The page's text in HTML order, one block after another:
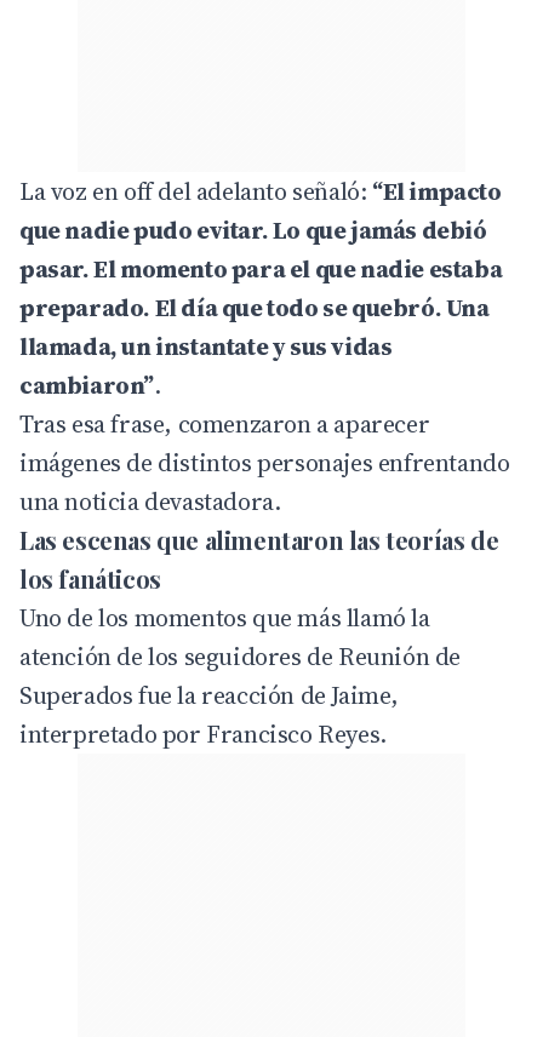
La voz en off del adelanto señaló: “El impacto
que nadie pudo evitar. Lo que jamás debió
pasar. El momento para el que nadie estaba
preparado. El día que todo se quebró. Una
llamada, un instantate y sus vidas
cambiaron”.
Tras esa frase, comenzaron a aparecer
imágenes de distintos personajes enfrentando
una noticia devastadora.
Las escenas que alimentaron las teorías de
los fanáticos
Uno de los momentos que más llamó la
atención de los seguidores de Reunión de
Superados fue la reacción de Jaime,
interpretado por Francisco Reyes.